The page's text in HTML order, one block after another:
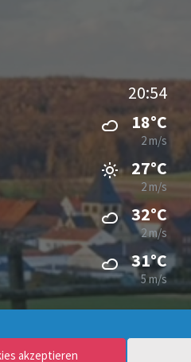
akzeptieren
20:54
18°C
2 m/s
27°C
2 m/s
32°C
2 m/s
31°C
5 m/s